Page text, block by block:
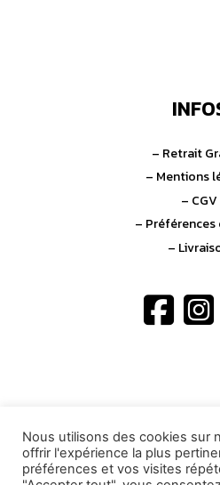
– Retrait
– Mentions
– CGV
– Préférences
–
Nous utilisons des cookies sur
offrir l'expérience la plus
préférences et vos visites